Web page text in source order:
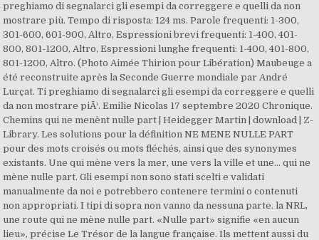
preghiamo di segnalarci gli esempi da correggere e quelli da non
mostrare più. Tempo di risposta: 124 ms. Parole frequenti: 1-300,
301-600, 601-900, Altro, Espressioni brevi frequenti: 1-400, 401-
800, 801-1200, Altro, Espressioni lunghe frequenti: 1-400, 401-800,
801-1200, Altro. (Photo Aimée Thirion pour Libération) Maubeuge a
été reconstruite après la Seconde Guerre mondiale par André
Lurçat. Ti preghiamo di segnalarci gli esempi da correggere e quelli
da non mostrare piÃ¹. Emilie Nicolas 17 septembre 2020 Chronique.
Chemins qui ne menènt nulle part | Heidegger Martin | download | Z-
Library. Les solutions pour la définition NE MENE NULLE PART
pour des mots croisés ou mots fléchés, ainsi que des synonymes
existants. Une qui mène vers la mer, une vers la ville et une... qui ne
mène nulle part. Gli esempi non sono stati scelti e validati
manualmente da noi e potrebbero contenere termini o contenuti
non appropriati. I tipi di sopra non vanno da nessuna parte. la NRL,
une route qui ne mène nulle part. «Nulle part» signifie «en aucun
lieu», précise Le Trésor de la langue française. Ils mettent aussi du